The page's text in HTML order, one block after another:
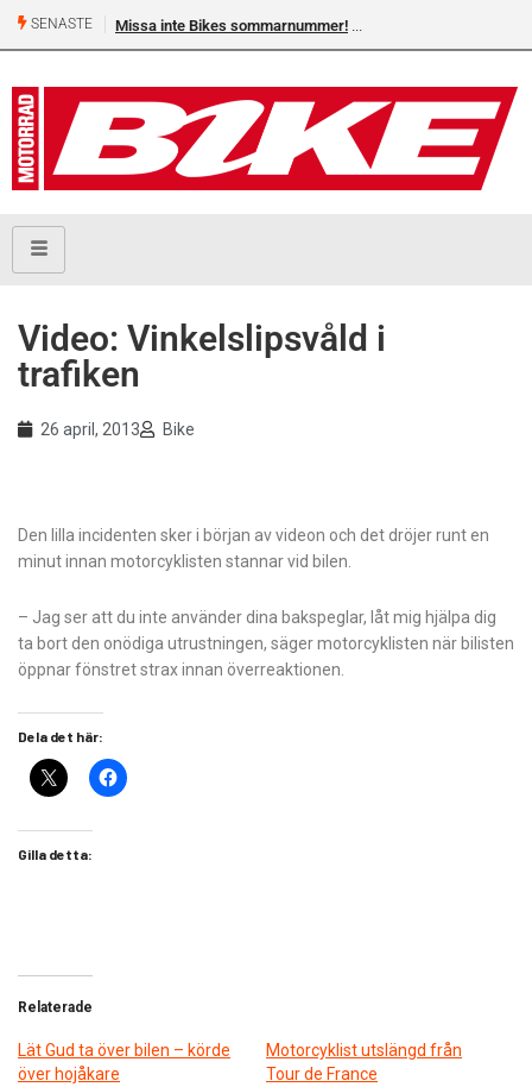
SENASTE Missa inte Bikes sommarnummer!
Video: Vinkelslipsvåld i
trafiken
26 april, 2013 Bike
Den lilla incidenten sker i början av videon och det dröjer runt en
minut innan motorcyklisten stannar vid bilen.
– Jag ser att du inte använder dina bakspeglar, låt mig hjälpa dig
ta bort den onödiga utrustningen, säger motorcyklisten när bilisten
öppnar fönstret strax innan överreaktionen.
Dela det här:
Gilla detta:
Relaterade
Lät Gud ta över bilen – körde
över hojåkare
Motorcyklist utslängd från
Tour de France